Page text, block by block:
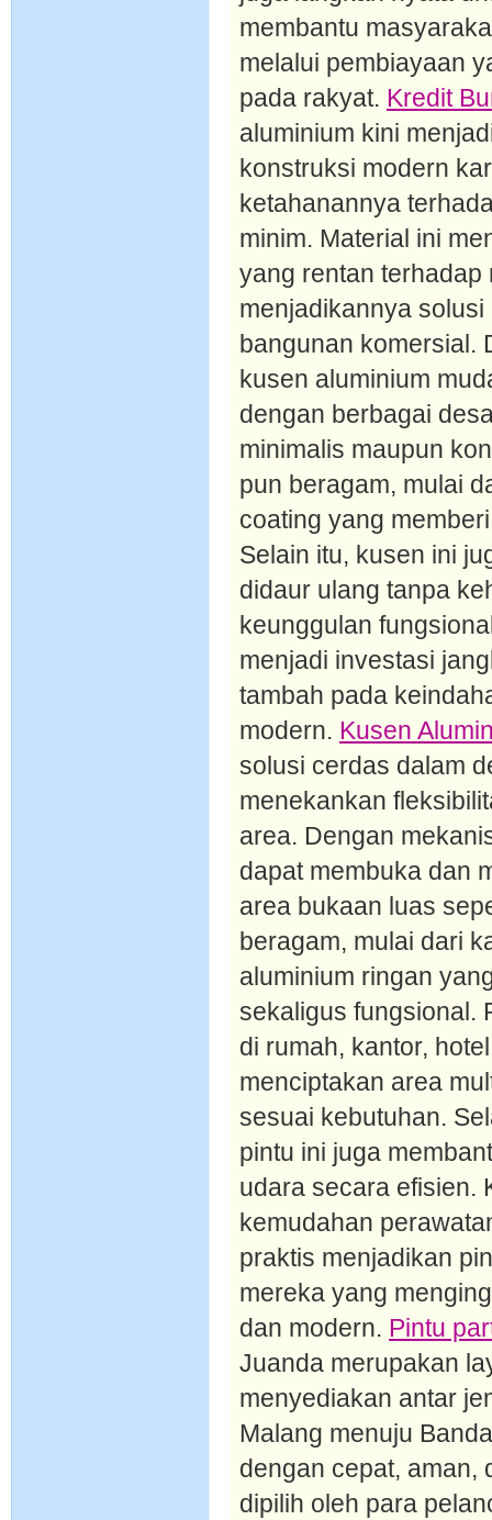
membantu
melalui pembiayaan
pada rakyat. Kredit
aluminium kini
konstruksi modern
ketahanannya
minim. Material ini
yang rentan
menjadikannya
bangunan komersial.
kusen aluminium
dengan berbagai
minimalis maupun
pun beragam, mulai
coating yang
Selain itu, kusen ini
didaur ulang tanpa
keunggulan
menjadi investasi
tambah pada
modern. Kusen
solusi cerdas dalam
menekankan
area. Dengan
dapat membuka dan
area bukaan luas
beragam, mulai dari
aluminium ringan
sekaligus fungsional.
di rumah, kantor,
menciptakan area
sesuai kebutuhan.
pintu ini juga
udara secara efisien.
kemudahan
praktis menjadikan
mereka yang
dan modern. Pintu
Juanda merupakan
menyediakan antar
Malang menuju
dengan cepat, aman,
dipilih oleh para